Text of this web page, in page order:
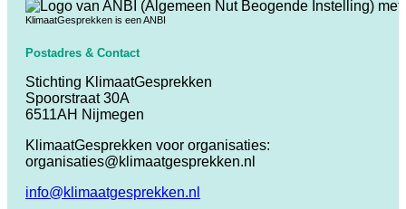
KlimaatGesprekken is een ANBI
Postadres & Contact
Stichting KlimaatGesprekken
Spoorstraat 30A
6511AH Nijmegen
KlimaatGesprekken voor organisaties:
organisaties@klimaatgesprekken.nl
info@klimaatgesprekken.nl